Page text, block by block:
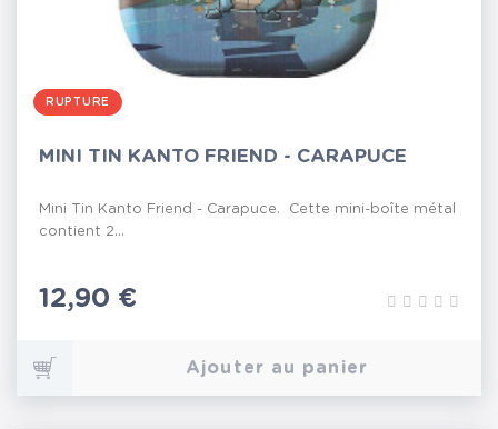
RUPTURE
MINI TIN KANTO FRIEND - CARAPUCE
Mini Tin Kanto Friend - Carapuce. Cette mini-boîte métal
contient 2...
Prix
12,90 €
Ajouter au panier